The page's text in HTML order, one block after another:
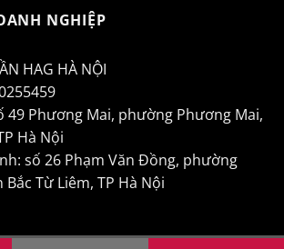
NGHIỆP
HAG HÀ NỘI
49 Phương Mai, phường Phương Mai,
Hà Nội
số 26 Phạm Văn Đồng, phường
Từ Liêm, TP Hà Nội